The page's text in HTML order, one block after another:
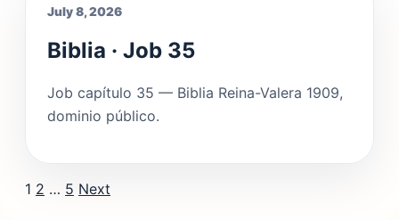
July 8, 2026
Biblia · Job 35
Job capítulo 35 — Biblia Reina-Valera 1909,
dominio público.
Posts pagination
1 2 … 5 Next